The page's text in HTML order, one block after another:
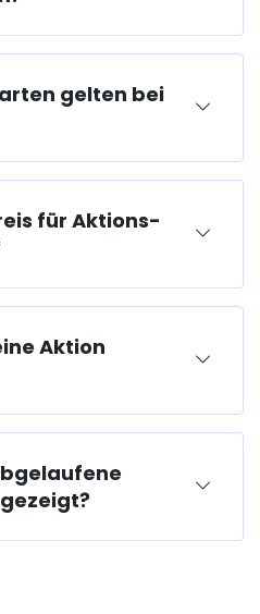
gelten bei
für Aktions-
Aktion